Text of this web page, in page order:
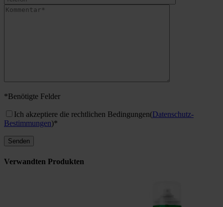
*Benötigte Felder
Ich akzeptiere die rechtlichen Bedingungen(Datenschutz-
Bestimmungen)*
Verwandten Produkten